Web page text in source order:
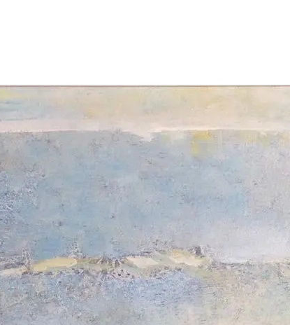
POÉTIQUE – 1940-1960
SYMBOLIQUES – 1975-1996
– GOUACHES – AQUARELLES